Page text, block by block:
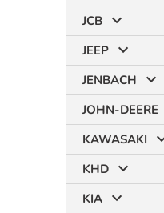
JCB
JEEP
JENBACH
JOHN-DEERE
KAWASAKI
KHD
KIA